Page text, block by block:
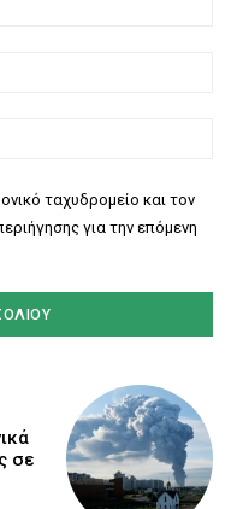
ταχυδρομείο και τον
για την επόμενη
σε